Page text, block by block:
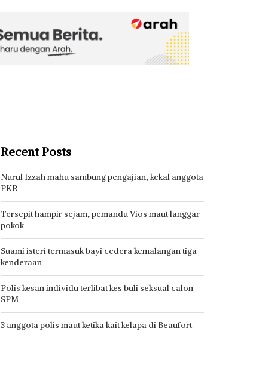
Recent Posts
Nurul Izzah mahu sambung pengajian, kekal anggota
PKR
Tersepit hampir sejam, pemandu Vios maut langgar
pokok
Suami isteri termasuk bayi cedera kemalangan tiga
kenderaan
Polis kesan individu terlibat kes buli seksual calon
SPM
3 anggota polis maut ketika kait kelapa di Beaufort